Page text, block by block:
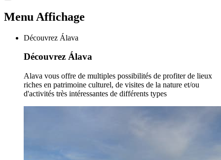
Menu Affichage
Découvrez Álava
Découvrez Álava
Alava vous offre de multiples possibilités de profiter de lieux
riches en patrimoine culturel, de visites de la nature et/ou
d'activités très intéressantes de différents types